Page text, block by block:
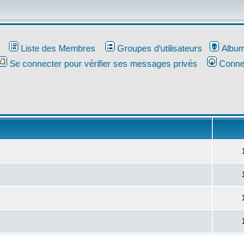
Liste des Membres Groupes d'utilisateurs
Se connecter pour vérifier ses messages privés